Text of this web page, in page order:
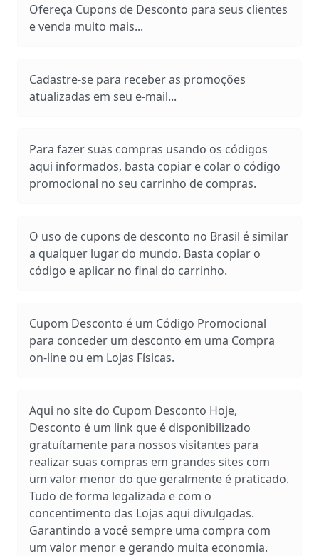
Ofereça Cupons de Desconto para seus clientes
e venda muito mais...
Cadastre-se para receber as promoções
atualizadas em seu e-mail...
Para fazer suas compras usando os códigos
aqui informados, basta copiar e colar o código
promocional no seu carrinho de compras.
O uso de cupons de desconto no Brasil é similar
a qualquer lugar do mundo. Basta copiar o
código e aplicar no final do carrinho.
Cupom Desconto é um Código Promocional
para conceder um desconto em uma Compra
on-line ou em Lojas Físicas.
Aqui no site do Cupom Desconto Hoje,
Desconto é um link que é disponibilizado
gratuítamente para nossos visitantes para
realizar suas compras em grandes sites com
um valor menor do que geralmente é praticado.
Tudo de forma legalizada e com o
concentimento das Lojas aqui divulgadas.
Garantindo a você sempre uma compra com
um valor menor e gerando muita economia.